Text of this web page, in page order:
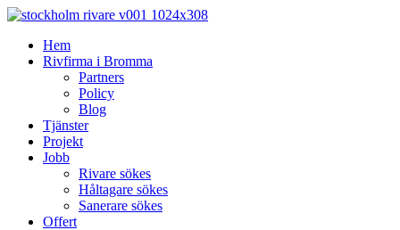
Skip
contentHem
Rivfirma i Bromma
Partners
Policy
Blog
Tjänster
Projekt
Jobb
Rivare sökes
Håltagare sökes
Sanerare sökes
Offert